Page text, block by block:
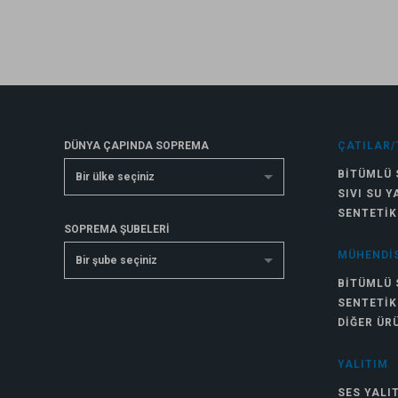
DÜNYA ÇAPINDA SOPREMA
Bir ülke seçiniz
SOPREMA ŞUBELERİ
Bir şube seçiniz
ÇATILAR/
BITÜMLÜ
SIVI SU
BITÜMLÜ
DIĞER
YALITIM
SES